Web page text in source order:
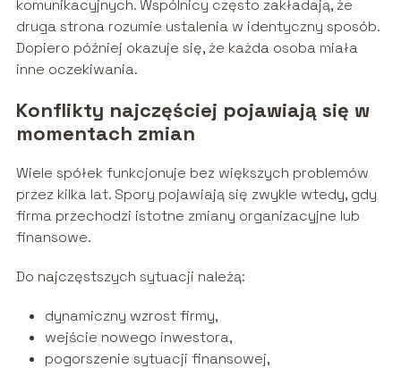
komunikacyjnych. Wspólnicy często zakładają, że
druga strona rozumie ustalenia w identyczny sposób.
Dopiero później okazuje się, że każda osoba miała
inne oczekiwania.
Konflikty najczęściej pojawiają się w
momentach zmian
Wiele spółek funkcjonuje bez większych problemów
przez kilka lat. Spory pojawiają się zwykle wtedy, gdy
firma przechodzi istotne zmiany organizacyjne lub
finansowe.
Do najczęstszych sytuacji należą:
dynamiczny wzrost firmy,
wejście nowego inwestora,
pogorszenie sytuacji finansowej,